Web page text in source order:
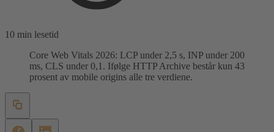
10 min lesetid
Core Web Vitals 2026: LCP under 2,5 s, INP under 200
ms, CLS under 0,1. Ifølge HTTP Archive består kun 43
prosent av mobile origins alle tre verdiene.